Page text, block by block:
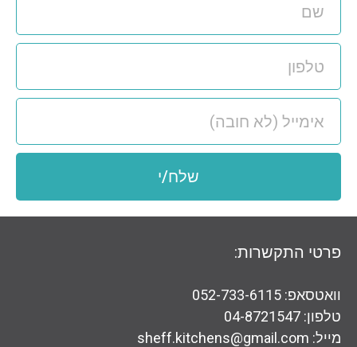
שלח/י
פרטי התקשרות:
וואטסאפ: 052-733-6115
טלפון: 04-8721547
מייל: sheff.kitchens@gmail.com